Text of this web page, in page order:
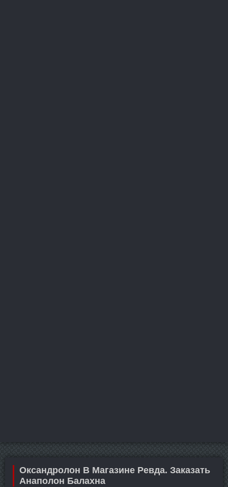
Оксандролон В Магазине Ревда. Заказать
Анаполон Балахна